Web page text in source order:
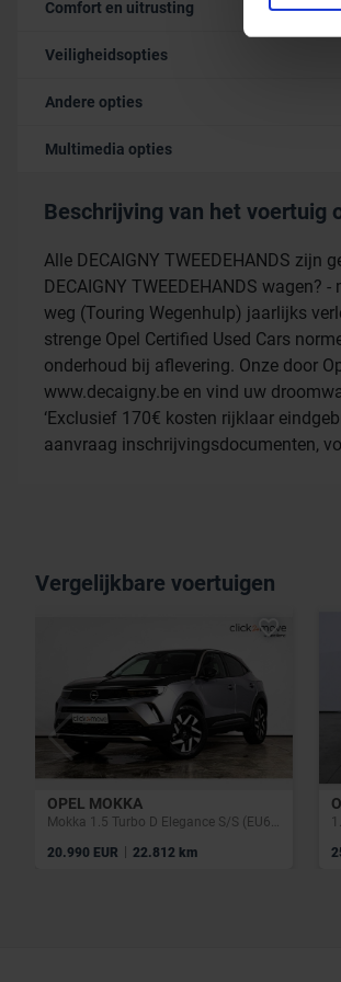
aan ze
Comfort en uitrusting
Veiligheidsopties
Andere opties
Multimedia opties
Beschrijving van het voertuig
Alle DECAIGNY TWEEDEHANDS zijn
DECAIGNY TWEEDEHANDS
weg (Touring Wegenhulp) jaarlijks
strenge Opel Certified Used Cars
onderhoud bij aflevering. Onze door
www.decaigny.be en vind uw
‘Exclusief 170€ kosten rijklaar
aanvraag inschrijvingsdocumenten,
Vergelijkbare voertuigen
OPEL MOKKA
Mokka 1.5 Turbo D Elegance S/S (EU6.4)
20.990 EUR | 22.812 km